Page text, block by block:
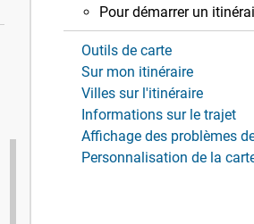
Pour démarrer un
Outils de carte
Sur mon itinéraire
Villes sur l'itinéraire
Informations sur le trajet
Affichage des problèmes
Personnalisation de la